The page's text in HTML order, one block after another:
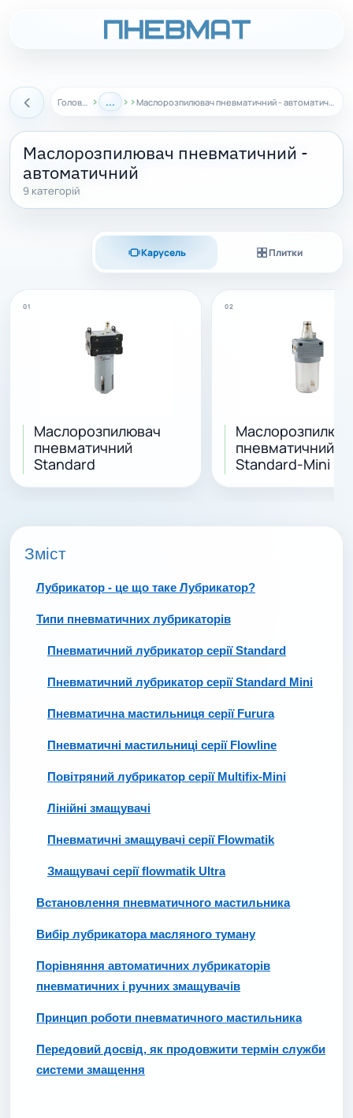
Назад › ... › › Маслорозпилювач пневматичний - автоматичний
Маслорозпилювач пневматичний -
автоматичний
9 категорій
Карусель Плитки
01
Маслорозпилювач
пневматичний
Standard
02
пневматичний
Standard-Mini
Зміст
Лубрикатор - це що таке Лубрикатор?
Типи пневматичних лубрикаторів
Пневматичний лубрикатор серії Standard
Пневматичний лубрикатор серії Standard Mini
Пневматична мастильниця серії Furura
Пневматичні мастильниці серії Flowline
Повітряний лубрикатор серії Multifix-Mini
Лінійні змащувачі
Пневматичні змащувачі серії Flowmatik
Змащувачі серії flowmatik Ultra
Встановлення пневматичного мастильника
Вибір лубрикатора масляного туману
Порівняння автоматичних лубрикаторів
пневматичних і ручних змащувачів
Принцип роботи пневматичного мастильника
Передовий досвід, як продовжити термін служби
системи змащення